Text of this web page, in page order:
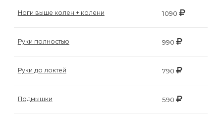
Ноги выше колен + колени 1090
Руки полностью 990
Руки до локтей 790
Подмышки 590